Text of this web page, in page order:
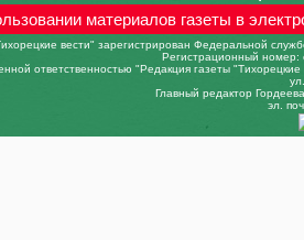
материалов газеты в
вести" зарегистрирован Федеральной
Регистрационный
ответственностью "Редакция газеты
Главный редактор
эл.